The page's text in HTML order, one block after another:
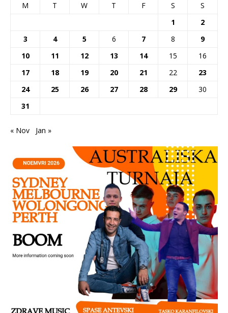
M T W T F S
S
1
2
3
4 5 6 7 8
9
10
11 12 13 14 15
16
17
18 19 20 21 22
23
24
25 26 27 28 29
30
31
« Nov Jan »